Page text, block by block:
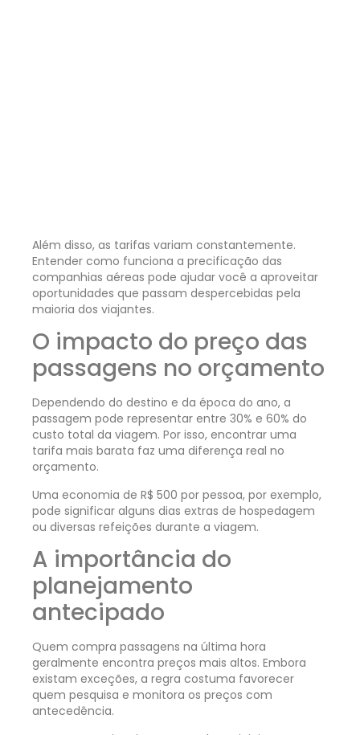
Além disso, as tarifas variam constantemente.
Entender como funciona a precificação das
companhias aéreas pode ajudar você a aproveitar
oportunidades que passam despercebidas pela
maioria dos viajantes.
O impacto do preço das
passagens no orçamento
Dependendo do destino e da época do ano, a
passagem pode representar entre 30% e 60% do
custo total da viagem. Por isso, encontrar uma
tarifa mais barata faz uma diferença real no
orçamento.
Uma economia de R$ 500 por pessoa, por exemplo,
pode significar alguns dias extras de hospedagem
ou diversas refeições durante a viagem.
A importância do
planejamento
antecipado
Quem compra passagens na última hora
geralmente encontra preços mais altos. Embora
existam exceções, a regra costuma favorecer
quem pesquisa e monitora os preços com
antecedência.